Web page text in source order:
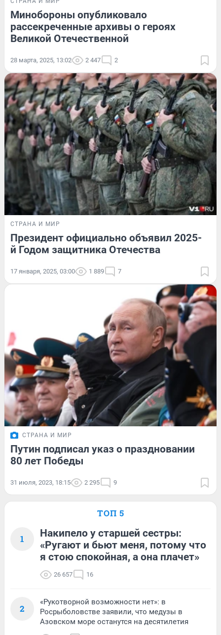
Минобороны опубликовало
рассекреченные архивы о героях
Великой Отечественной
28 марта, 2025, 13:02 2 447 2
СТРАНА И МИР
Президент официально объявил 2025-
й Годом защитника Отечества
17 января, 2025, 03:00 1 889 7
СТРАНА И МИР
Путин подписал указ о праздновании
80 лет Победы
31 июля, 2023, 18:15 2 295 9
ТОП 5
1
Накипело у старшей сестры:
«Ругают и бьют меня, потому что
я стою спокойная, а она плачет»
26 657 16
2
«Рукотворной возможности нет»: в
Росрыболовстве заявили, что медузы в
Азовском море останутся на десятилетия